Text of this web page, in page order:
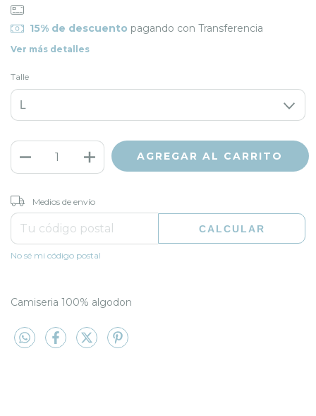
15% de descuento pagando con Transferencia
Ver más detalles
Talle
Entregas para el CP:
Medios de envío
CALCULAR
No sé mi código postal
Camiseria 100% algodon